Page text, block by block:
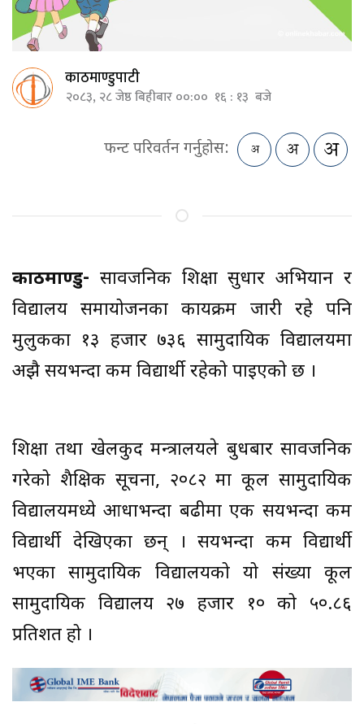
काठमाण्डुपाटी
२०८३, २८ जेष्ठ बिहीबार ००:०० १६ : १३ बजे
फन्ट परिवर्तन गर्नुहोस:
काठमाण्डु- सार्वजनिक शिक्षा सुधार अभियान र
विद्यालय समायोजनका कार्यक्रम जारी रहे पनि
मुलुकका १३ हजार ७३६ सामुदायिक विद्यालयमा
अझै सयभन्दा कम विद्यार्थी रहेको पाइएको छ ।
शिक्षा तथा खेलकुद मन्त्रालयले बुधबार सार्वजनिक
गरेको शैक्षिक सूचना, २०८२ मा कूल सामुदायिक
विद्यालयमध्ये आधाभन्दा बढीमा एक सयभन्दा कम
विद्यार्थी देखिएका छन् । सयभन्दा कम विद्यार्थी
भएका सामुदायिक विद्यालयको यो संख्या कूल
सामुदायिक विद्यालय २७ हजार १० को ५०.८६
प्रतिशत हो ।